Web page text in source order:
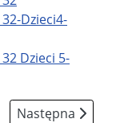
Dzieci4-
Dzieci 5-
Następna
Następna